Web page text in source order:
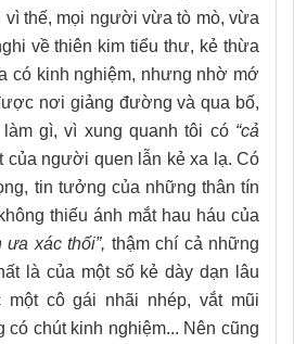
vì thế, mọi người vừa tò mò, vừa
về thiên kim tiểu thư, kẻ thừa
có kinh nghiệm, nhưng nhờ mớ
nơi giảng đường và qua bố,
gì, vì xung quanh tôi có “cả
của người quen lẫn kẻ xa lạ. Có
tin tưởng của những thân tín
thiếu ánh mắt hau háu của
ưa xác thối”, thậm chí cả những
là của một số kẻ dày dạn lâu
cô gái nhãi nhép, vắt mũi
có chút kinh nghiệm... Nên cũng